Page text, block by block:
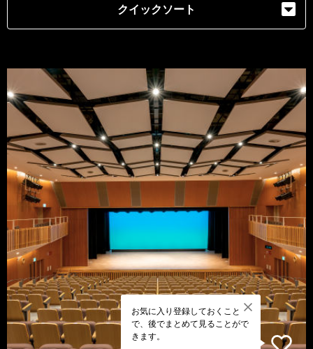
クイックソート
お気に入り登録しておくこと
で、後でまとめて見ることがで
きます。